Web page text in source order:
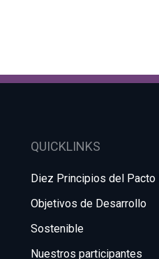
QUICKLINKS
Diez Principios del Pacto
Objetivos de Desarrollo
Sostenible
Nuestros participantes